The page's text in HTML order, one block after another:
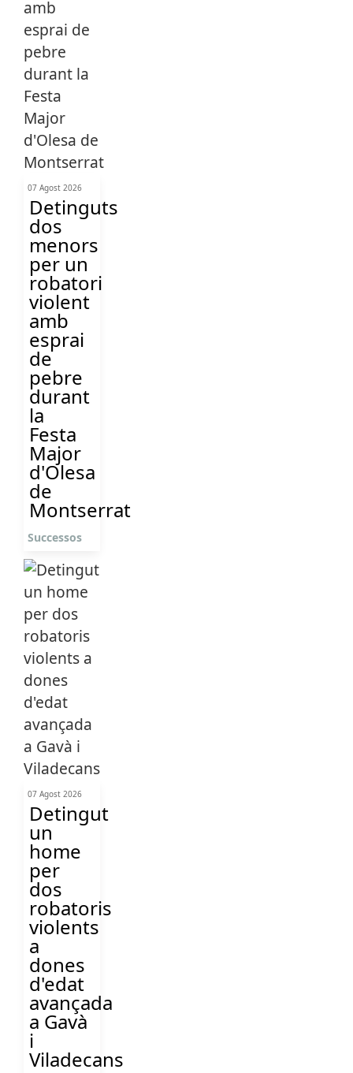
07 Agost 2026
Detinguts
dos
menors
per un
robatori
violent
amb
esprai
de
pebre
durant
la
Festa
Major
d'Olesa
de
Montserrat
Successos
07 Agost 2026
Detingut
un
home
per
dos
robatoris
violents
a
dones
d'edat
avançada
a Gavà
i
Viladecans